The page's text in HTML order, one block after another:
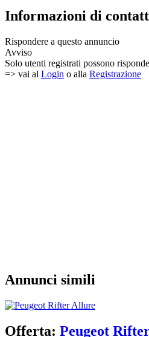
Informazioni di
Rispondere a questo annuncio
Avviso
Solo utenti registrati possono
=> vai al Login o alla Registrazione
Annunci simili
Offerta: Peugeot